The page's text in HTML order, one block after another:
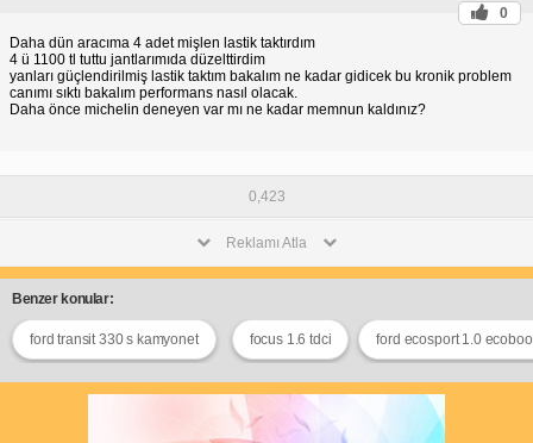
0
Daha dün aracıma 4 adet mişlen lastik taktırdım
4 ü 1100 tl tuttu jantlarımıda düzelttirdim
yanları güçlendirilmiş lastik taktım bakalım ne kadar gidicek bu kronik problem
canımı sıktı bakalım performans nasıl olacak.
Daha önce michelin deneyen var mı ne kadar memnun kaldınız?
0,423
Reklamı Atla
Benzer konular:
ford transit 330 s kamyonet focus 1.6 tdci ford ecosport 1.0